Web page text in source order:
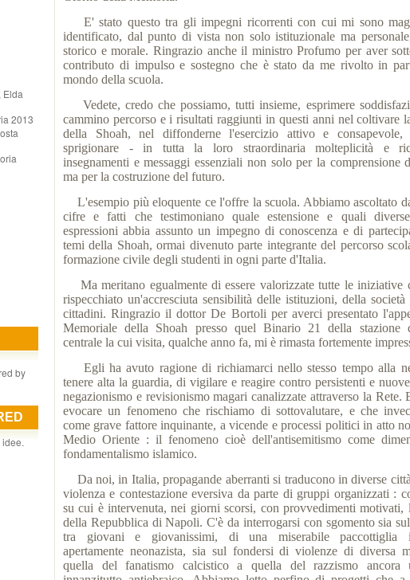
Elda
2013
by
E' stato questo tra gli impegni ricorrenti con cui mi sono
identificato, dal punto di vista non solo istituzionale ma
storico e morale. Ringrazio anche il ministro Profumo per aver
contributo di impulso e sostegno che è stato da me rivolto in
mondo della scuola.
Vedete, credo che possiamo, tutti insieme, esprimere
cammino percorso e i risultati raggiunti in questi anni nel coltivare
della Shoah, nel diffonderne l'esercizio attivo e consapevole,
sprigionare - in tutta la loro straordinaria molteplicità e
insegnamenti e messaggi essenziali non solo per la comprensione
ma per la costruzione del futuro.
L'esempio più eloquente ce l'offre la scuola. Abbiamo ascoltato
cifre e fatti che testimoniano quale estensione e quali
espressioni abbia assunto un impegno di conoscenza e di
temi della Shoah, ormai divenuto parte integrante del percorso
formazione civile degli studenti in ogni parte d'Italia.
Ma meritano egualmente di essere valorizzate tutte le iniziative
rispecchiato un'accresciuta sensibilità delle istituzioni, della
cittadini. Ringrazio il dottor De Bortoli per averci presentato
Memoriale della Shoah presso quel Binario 21 della stazione
centrale la cui visita, qualche anno fa, mi è rimasta fortemente
Egli ha avuto ragione di richiamarci nello stesso tempo alla
tenere alta la guardia, di vigilare e reagire contro persistenti e
negazionismo e revisionismo magari canalizzate attraverso la Rete.
evocare un fenomeno che rischiamo di sottovalutare, e che
come grave fattore inquinante, a vicende e processi politici in atto
Medio Oriente : il fenomeno cioè dell'antisemitismo come
fondamentalismo islamico.
Da noi, in Italia, propagande aberranti si traducono in diverse
violenza e contestazione eversiva da parte di gruppi organizzati :
su cui è intervenuta, nei giorni scorsi, con provvedimenti motivati,
della Repubblica di Napoli. C'è da interrogarsi con sgomento sia
tra giovani e giovanissimi, di una miserabile paccottiglia
apertamente neonazista, sia sul fondersi di violenze di diversa
quella del fanatismo calcistico a quella del razzismo ancora